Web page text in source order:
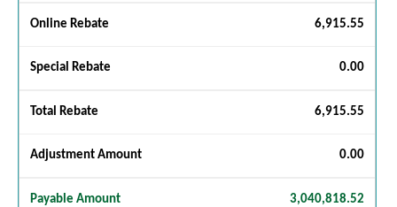
Online Rebate 6,915.55
Special Rebate 0.00
Total Rebate 6,915.55
Adjustment Amount 0.00
Payable Amount 3,040,818.52